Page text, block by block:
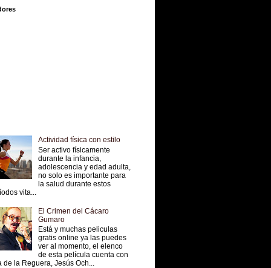
Actividad física con estilo
Ser activo físicamente
durante la infancia,
adolescencia y edad adulta,
no solo es importante para
la salud durante estos
vita...
El Crimen del Cácaro
Gumaro
Está y muchas peliculas
gratis online ya las puedes
ver al momento, el elenco
de esta película cuenta con
de la Reguera, Jesús Och...